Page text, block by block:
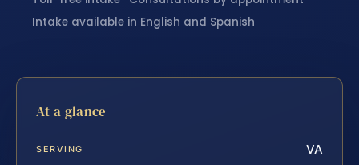
Intake available in English and Spanish
At a glance
SERVING VA